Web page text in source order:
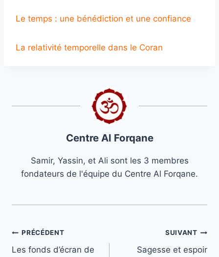
Le temps : une bénédiction et une confiance
La relativité temporelle dans le Coran
Centre Al Forqane
Samir, Yassin, et Ali sont les 3 membres
fondateurs de l'équipe du Centre Al Forqane.
Navigation
PRÉCÉDENT
Les fonds d’écran de
SUIVANT
Sagesse et espoir